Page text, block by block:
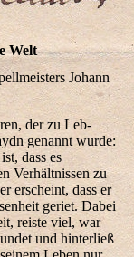
Welt
Johann
der zu Leb­
genannt wurde:
dass es
Verhält­nissen zu
erscheint, dass er
geriet. Dabei
reiste viel, war
und hinterließ